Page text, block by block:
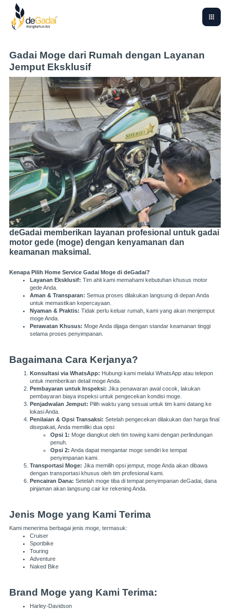
Gadai Moge dari Rumah dengan Layanan
Jemput Eksklusif
deGadai memberikan layanan profesional untuk gadai
motor gede (moge) dengan kenyamanan dan
keamanan maksimal.
Kenapa Pilih Home Service Gadai Moge di deGadai?
Layanan Eksklusif: Tim ahli kami memahami kebutuhan khusus motor
gede Anda.
Aman & Transparan: Semua proses dilakukan langsung di depan Anda
untuk memastikan kepercayaan.
Nyaman & Praktis: Tidak perlu keluar rumah, kami yang akan menjemput
moge Anda.
Perawatan Khusus: Moge Anda dijaga dengan standar keamanan tinggi
selama proses penyimpanan.
Bagaimana Cara Kerjanya?
Konsultasi via WhatsApp: Hubungi kami melalui WhatsApp atau telepon
untuk memberikan detail moge Anda.
Pembayaran untuk Inspeksi: Jika penawaran awal cocok, lakukan
pembayaran biaya inspeksi untuk pengecekan kondisi moge.
Penjadwalan Jemput: Pilih waktu yang sesuai untuk tim kami datang ke
lokasi Anda.
Penilaian & Opsi Transaksi: Setelah pengecekan dilakukan dan harga final
disepakati, Anda memiliki dua opsi:
Opsi 1: Moge diangkut oleh tim towing kami dengan perlindungan
penuh.
Opsi 2: Anda dapat mengantar moge sendiri ke tempat
penyimpanan kami.
Transportasi Moge: Jika memilih opsi jemput, moge Anda akan dibawa
dengan transportasi khusus oleh tim profesional kami.
Pencairan Dana: Setelah moge tiba di tempat penyimpanan deGadai, dana
pinjaman akan langsung cair ke rekening Anda.
Jenis Moge yang Kami Terima
Kami menerima berbagai jenis moge, termasuk:
Cruiser
Sportbike
Touring
Adventure
Naked Bike
Brand Moge yang Kami Terima:
Harley-Davidson